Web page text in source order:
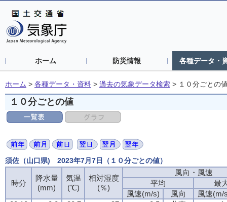
ホーム 防災情報 各種データ・
ホーム > 各種データ・資料 > 過去の気象データ検索 > １０分ごとの
１０分ごとの値
須佐（山口県) 2023年7月7日（１０分ごとの値）
時分
降水量
(mm)
気温
(℃)
相対湿度
(％)
風向・風速
平均
最
風速(m/s)
風向
風速(m/